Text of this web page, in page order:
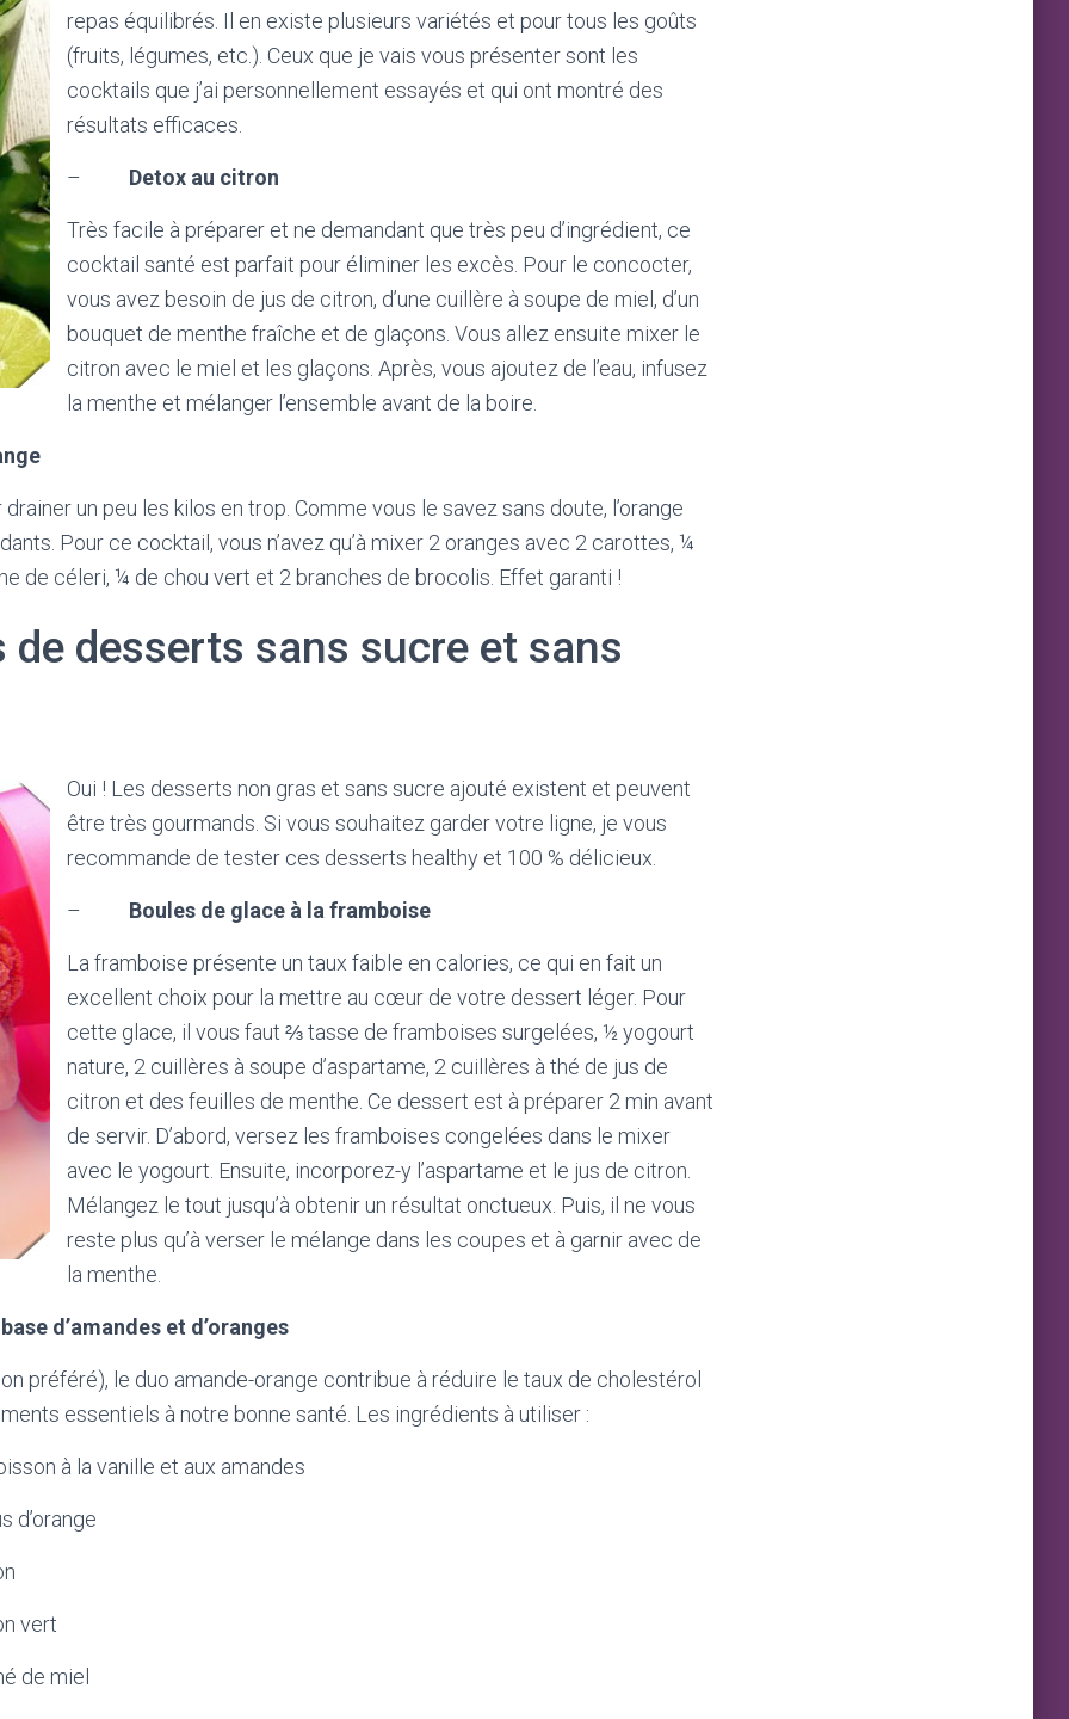
repas équilibrés. Il en existe plusieurs variétés et pour tous les goûts
(fruits, légumes, etc.). Ceux que je vais vous présenter sont les
cocktails que j’ai personnellement essayés et qui ont montré des
résultats efficaces.
– Detox au citron
Très facile à préparer et ne demandant que très peu d’ingrédient, ce
cocktail santé est parfait pour éliminer les excès. Pour le concocter,
vous avez besoin de jus de citron, d’une cuillère à soupe de miel, d’un
bouquet de menthe fraîche et de glaçons. Vous allez ensuite mixer le
citron avec le miel et les glaçons. Après, vous ajoutez de l’eau, infusez
la menthe et mélanger l’ensemble avant de la boire.
un peu les kilos en trop. Comme vous le savez sans doute, l’orange
Pour ce cocktail, vous n’avez qu’à mixer 2 oranges avec 2 carottes, ¼
de céleri, ¼ de chou vert et 2 branches de brocolis. Effet garanti !
de desserts sans sucre et sans
Oui ! Les desserts non gras et sans sucre ajouté existent et peuvent
être très gourmands. Si vous souhaitez garder votre ligne, je vous
recommande de tester ces desserts healthy et 100 % délicieux.
– Boules de glace à la framboise
La framboise présente un taux faible en calories, ce qui en fait un
excellent choix pour la mettre au cœur de votre dessert léger. Pour
cette glace, il vous faut ⅔ tasse de framboises surgelées, ½ yogourt
nature, 2 cuillères à soupe d’aspartame, 2 cuillères à thé de jus de
citron et des feuilles de menthe. Ce dessert est à préparer 2 min avant
de servir. D’abord, versez les framboises congelées dans le mixer
avec le yogourt. Ensuite, incorporez-y l’aspartame et le jus de citron.
Mélangez le tout jusqu’à obtenir un résultat onctueux. Puis, il ne vous
reste plus qu’à verser le mélange dans les coupes et à garnir avec de
la menthe.
d’amandes et d’oranges
préféré), le duo amande-orange contribue à réduire le taux de cholestérol
essentiels à notre bonne santé. Les ingrédients à utiliser :
à la vanille et aux amandes
vert
miel